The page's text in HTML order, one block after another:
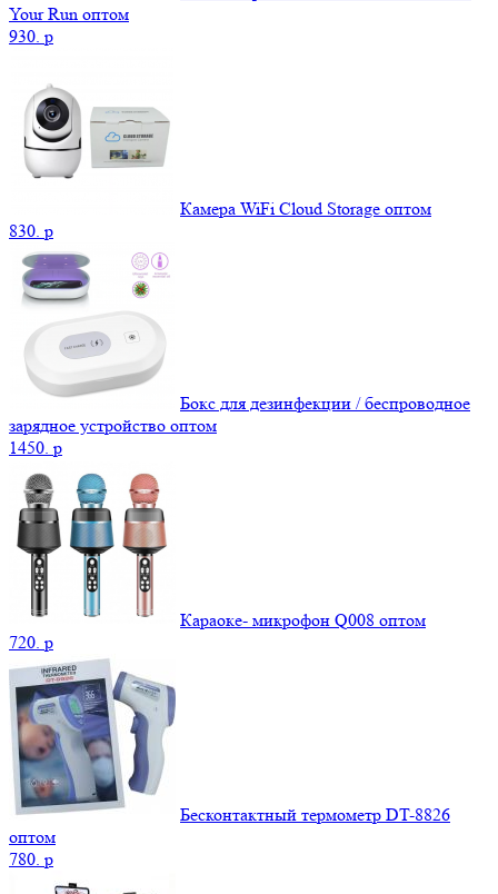
Your Run оптом
930. p
Камера WiFi Cloud Storage оптом
830. p
Бокс для дезинфекции / беспроводное
зарядное устройство оптом
1450. p
Караоке- микрофон Q008 оптом
720. p
Бесконтактный термометр DT-8826
оптом
780. p